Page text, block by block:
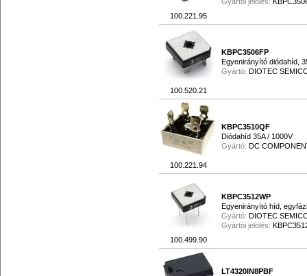
100.221.95
100.520.21
KBPC3506FP
Egyenirányító diódahíd,
Gyártó: DIOTEC
100.221.94
KBPC3510QF
Diódahíd 35A / 1000V
Gyártó: DC
100.499.90
KBPC3512WP
Egyenirányító híd,
Gyártó: DIOTEC
Gyártói jelölés:
LT4320IN8PBF